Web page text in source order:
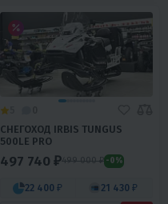
СНЕГОХОД IRBIS TUNGUS
500LE PRO
497 740 ₽499 000 ₽ -0%
22 400 ₽ 21 430 ₽